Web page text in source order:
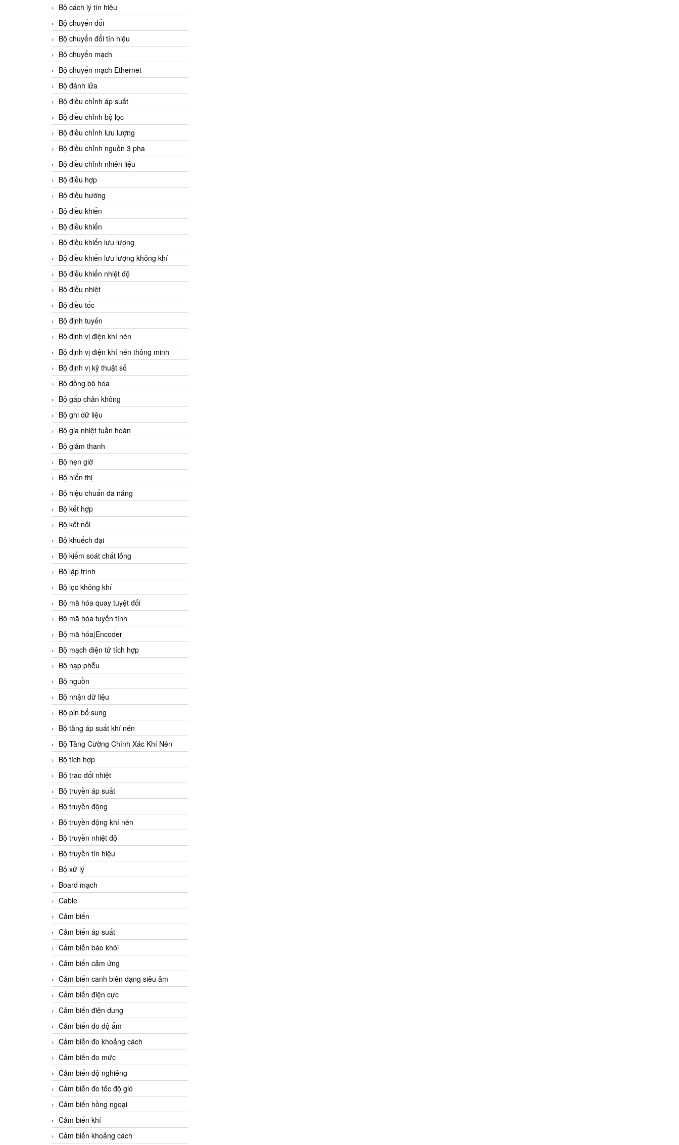
Bộ cách lý tín hiệu
Bộ chuyển đổi
Bộ chuyển đổi tín hiệu
Bộ chuyển mạch
Bộ chuyển mạch Ethernet
Bộ đánh lửa
Bộ điều chỉnh áp suất
Bộ điều chỉnh bộ lọc
Bộ điều chỉnh lưu lượng
Bộ điều chỉnh nguồn 3 pha
Bộ điều chỉnh nhiên liệu
Bộ điều hợp
Bộ điều hướng
Bộ điều khiển
Bộ điều khiển
Bộ điều khiển lưu lượng
Bộ điều khiển lưu lượng không khí
Bộ điều khiển nhiệt độ
Bộ điều nhiệt
Bộ điều tốc
Bộ định tuyến
Bộ định vị điện khí nén
Bộ định vị điện khí nén thông minh
Bộ định vị kỹ thuật số
Bộ đồng bộ hóa
Bộ gấp chân không
Bộ ghi dữ liệu
Bộ gia nhiệt tuần hoàn
Bộ giảm thanh
Bộ hẹn giờ
Bộ hiển thị
Bộ hiệu chuẩn đa năng
Bộ kết hợp
Bộ kết nối
Bộ khuếch đại
Bộ kiểm soát chất lỏng
Bộ lập trình
Bộ lọc không khí
Bộ mã hóa quay tuyệt đối
Bộ mã hóa tuyến tính
Bộ mã hóa|Encoder
Bộ mạch điện tử tích hợp
Bộ nạp phễu
Bộ nguồn
Bộ nhận dữ liệu
Bộ pin bổ sung
Bộ tăng áp suất khí nén
Bộ Tăng Cường Chính Xác Khí Nén
Bộ tích hợp
Bộ trao đổi nhiệt
Bộ truyền áp suất
Bộ truyền động
Bộ truyền động khí nén
Bộ truyền nhiệt độ
Bộ truyền tín hiệu
Bộ xử lý
Board mạch
Cable
Cảm biến
Cảm biến áp suất
Cảm biến báo khói
Cảm biến cảm ứng
Cảm biến canh biên dạng siêu âm
Cảm biến điện cực
Cảm biến điện dung
Cảm biến đo độ ẩm
Cảm biến đo khoảng cách
Cảm biến đo mức
Cảm biến độ nghiêng
Cảm biến đo tốc độ gió
Cảm biến hồng ngoại
Cảm biến khí
Cảm biến khoảng cách